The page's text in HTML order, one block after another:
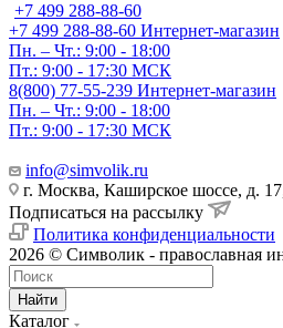
+7 499 288-88-60
+7 499 288-88-60 Интернет-магазин
Пн. – Чт.: 9:00 - 18:00
Пт.: 9:00 - 17:30 МСК
8(800) 77-55-239 Интернет-магазин
Пн. – Чт.: 9:00 - 18:00
Пт.: 9:00 - 17:30 МСК
info@simvolik.ru
г. Москва, Каширское шоссе, д.
Подписаться на рассылку
Политика конфиденциальности
2026 © Символик - православная
Найти
Каталог